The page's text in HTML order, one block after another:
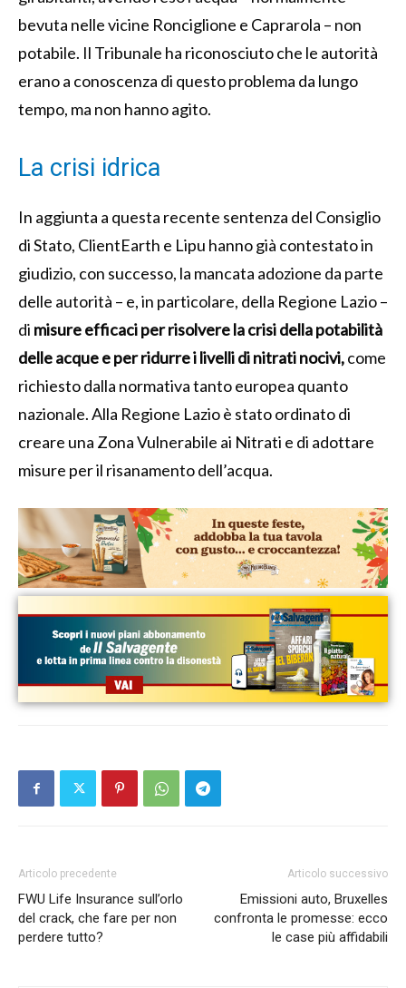
bevuta nelle vicine Ronciglione e Caprarola – non
potabile. Il Tribunale ha riconosciuto che le autorità
erano a conoscenza di questo problema da lungo
tempo, ma non hanno agito.
La crisi idrica
In aggiunta a questa recente sentenza del Consiglio
di Stato, ClientEarth e Lipu hanno già contestato in
giudizio, con successo, la mancata adozione da parte
delle autorità – e, in particolare, della Regione Lazio –
di misure efficaci per risolvere la crisi della potabilità
delle acque e per ridurre i livelli di nitrati nocivi,come
richiesto dalla normativa tanto europea quanto
nazionale. Alla Regione Lazio è stato ordinato di
creare una Zona Vulnerabile ai Nitrati e di adottare
misure per il risanamento dell’acqua.
Articolo precedente
FWU Life Insurance sull’orlo
del crack, che fare per non
perdere tutto?
Articolo successivo
Emissioni auto, Bruxelles
confronta le promesse: ecco
le case più affidabili